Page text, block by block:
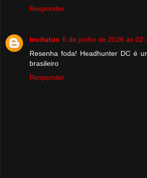
Responder
Incitatus 6 de junho de 2026 às
Resenha foda! Headhunter DC é
brasileiro
Responder